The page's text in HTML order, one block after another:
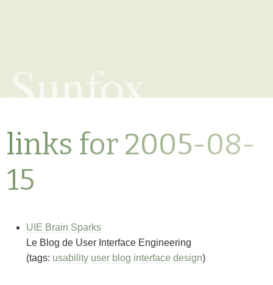
Sunfox
links for 2005-08-
15
UIE Brain Sparks
Le Blog de User Interface Engineering
(tags: usability user blog interface design)